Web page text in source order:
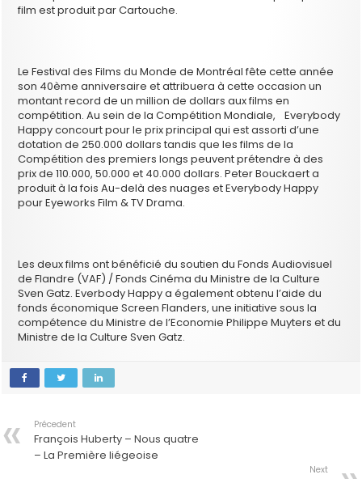
film est produit par Cartouche.
Le Festival des Films du Monde de Montréal fête cette année
son 40ème anniversaire et attribuera à cette occasion un
montant record de un million de dollars aux films en
compétition. Au sein de la Compétition Mondiale, Everybody
Happy concourt pour le prix principal qui est assorti d’une
dotation de 250.000 dollars tandis que les films de la
Compétition des premiers longs peuvent prétendre à des
prix de 110.000, 50.000 et 40.000 dollars. Peter Bouckaert a
produit à la fois Au-delà des nuages et Everybody Happy
pour Eyeworks Film & TV Drama.
Les deux films ont bénéficié du soutien du Fonds Audiovisuel
de Flandre (VAF) / Fonds Cinéma du Ministre de la Culture
Sven Gatz. Everbody Happy a également obtenu l’aide du
fonds économique Screen Flanders, une initiative sous la
compétence du Ministre de l’Economie Philippe Muyters et du
Ministre de la Culture Sven Gatz.
Précedent
François Huberty – Nous quatre
– La Première liégeoise
Next